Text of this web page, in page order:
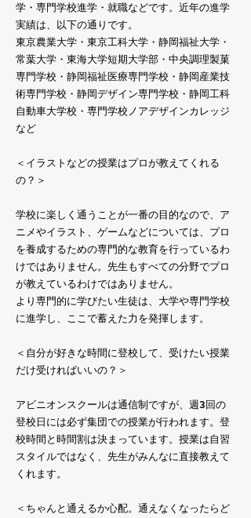
学・専門学校進学・就職などです。近年の進学
実績は、以下の通りです。
東京農業大学・東京工科大学・静岡福祉大学・
常葉大学・東海大学短期大学部・中央調理製菓
専門学校・静岡福祉医療専門学校・静岡産業技
術専門学校・静岡デザイン専門学校・静岡工科
自動車大学校・専門学校ノアデザインカレッジ
など
＜イラストなどの授業はプロが教えてくれる
の？＞
学校に楽しく通うことが一番の目的なので、ア
ニメやイラスト、ゲームなどについては、プロ
を養成するための専門的な教育を行っているわ
けではありません。先生もすべての分野でプロ
が教えているわけではありません。
より専門的に学びたい生徒は、大学や専門学校
に進学し、ここで蓄えた力を発揮します。
＜自分が好きな時間に登校して、受けたい授業
だけ受ければいいの？＞
アビニオンスクールは通信制ですが、週3回の
登校日には必ず集団での授業が行われます。登
校時間と時間割は決まっています。授業は自習
スタイルではなく、先生がみんなに直接教えて
くれます。
＜ちゃんと通えるか心配。通えなくなったらど